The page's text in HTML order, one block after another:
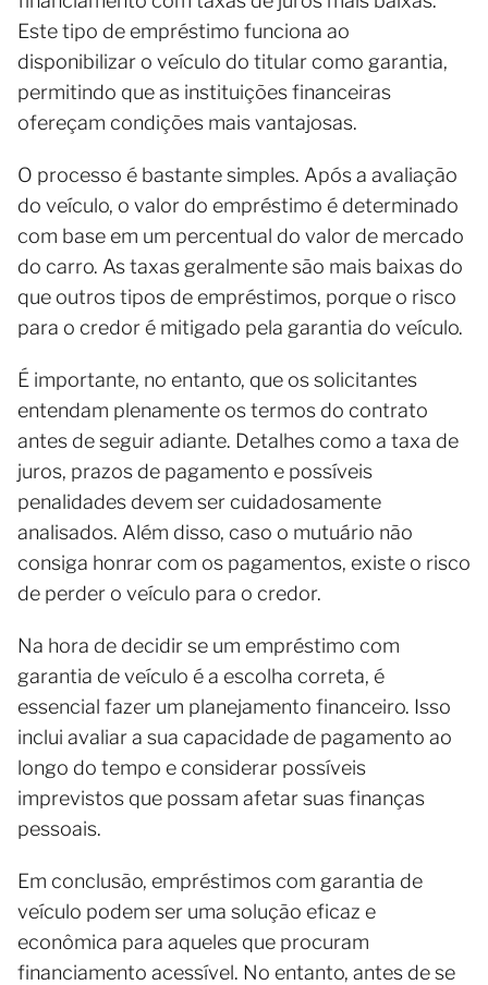
Este tipo de empréstimo funciona ao
disponibilizar o veículo do titular como garantia,
permitindo que as instituições financeiras
ofereçam condições mais vantajosas.
O processo é bastante simples. Após a avaliação
do veículo, o valor do empréstimo é determinado
com base em um percentual do valor de mercado
do carro. As taxas geralmente são mais baixas do
que outros tipos de empréstimos, porque o risco
para o credor é mitigado pela garantia do veículo.
É importante, no entanto, que os solicitantes
entendam plenamente os termos do contrato
antes de seguir adiante. Detalhes como a taxa de
juros, prazos de pagamento e possíveis
penalidades devem ser cuidadosamente
analisados. Além disso, caso o mutuário não
consiga honrar com os pagamentos, existe o risco
de perder o veículo para o credor.
Na hora de decidir se um empréstimo com
garantia de veículo é a escolha correta, é
essencial fazer um planejamento financeiro. Isso
inclui avaliar a sua capacidade de pagamento ao
longo do tempo e considerar possíveis
imprevistos que possam afetar suas finanças
pessoais.
Em conclusão, empréstimos com garantia de
veículo podem ser uma solução eficaz e
econômica para aqueles que procuram
financiamento acessível. No entanto, antes de se